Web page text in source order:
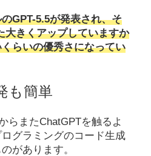
GPT-5.5が発表され、そ
大きくアップしていますか
らいの優秀さになってい
も簡単
らまたChatGPTを触るよ
グラミングのコード生成
があります。